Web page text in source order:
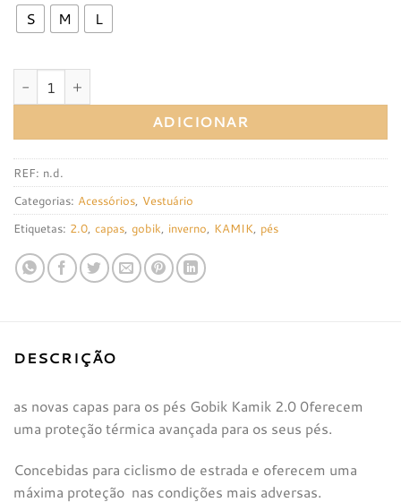
S M L
ADICIONAR
REF: n.d.
Categorias: Acessórios, Vestuário
Etiquetas: 2.0, capas, gobik, inverno, KAMIK, pés
DESCRIÇÃO
as novas capas para os pés Gobik Kamik 2.0 0ferecem
uma proteção térmica avançada para os seus pés.
Concebidas para ciclismo de estrada e oferecem uma
máxima proteção nas condições mais adversas.